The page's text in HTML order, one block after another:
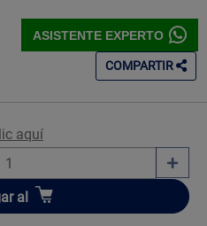
ASISTENTE EXPERTO
COMPARTIR
aquí
al